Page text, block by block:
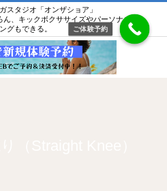
スタジオ「オンザショア」
、キックボクササイズやパーソナルト
グもできる。
ご体験予約